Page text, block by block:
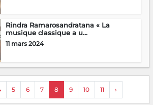
Rindra Ramarosandratana « La
musique classique a u...
11 mars 2024
5 6 7 8 9 10 11 ›